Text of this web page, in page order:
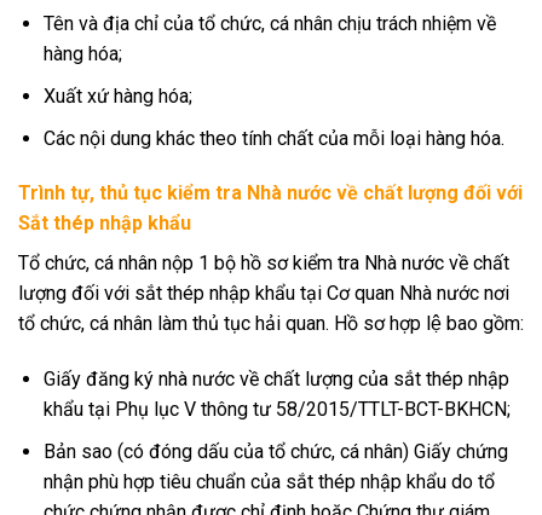
Tên và địa chỉ của tổ chức, cá nhân chịu trách nhiệm về
hàng hóa;
Xuất xứ hàng hóa;
Các nội dung khác theo tính chất của mỗi loại hàng hóa.
Trình tự, thủ tục kiểm tra Nhà nước về chất lượng đối với
Sắt thép nhập khẩu
Tổ chức, cá nhân nộp 1 bộ hồ sơ kiểm tra Nhà nước về chất
lượng đối với sắt thép nhập khẩu tại Cơ quan Nhà nước nơi
tổ chức, cá nhân làm thủ tục hải quan. Hồ sơ hợp lệ bao gồm:
Giấy đăng ký nhà nước về chất lượng của sắt thép nhập
khẩu tại Phụ lục V thông tư 58/2015/TTLT-BCT-BKHCN;
Bản sao (có đóng dấu của tổ chức, cá nhân) Giấy chứng
nhận phù hợp tiêu chuẩn của sắt thép nhập khẩu do tổ